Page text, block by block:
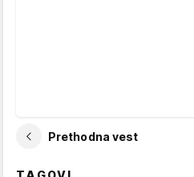
Prethodna vest